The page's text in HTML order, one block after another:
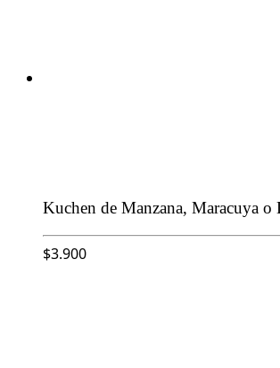
Kuchen de Manzana, Maracuya o
$3.900